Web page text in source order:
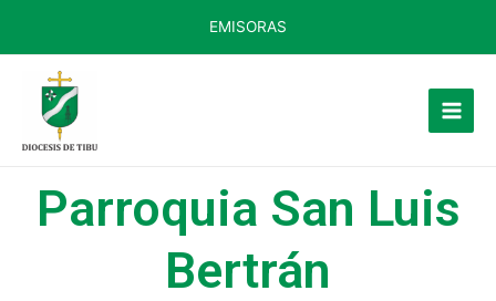
EMISORAS
Parroquia San Luis
Bertrán